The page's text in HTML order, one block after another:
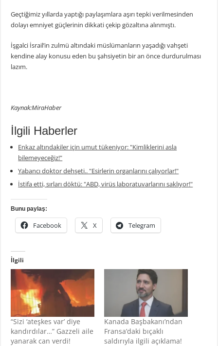
Geçtiğimiz yıllarda yaptığı paylaşımlara aşırı tepki verilmesinden
dolayı emniyet güçlerinin dikkati çekip gözaltına alınmıştı.
İşgalci İsrail’in zulmü altındaki müslümanların yaşadığı vahşeti
kendine alay konusu eden bu şahsiyetin bir an önce durdurulması
lazım.
Kaynak:MiraHaber
İlgili Haberler
Enkaz altındakiler için umut tükeniyor: "Kimliklerini asla
bilemeyeceğiz!"
Yabancı doktor dehşeti.. "Esirlerin organlarını çalıyorlar!"
İstifa etti, sırları döktü: "ABD, virüs laboratuvarlarını saklıyor!"
Bunu paylaş:
Facebook X Telegram
İlgili
“Sizi ‘ateşkes var’ diye
kandırdılar…” Gazzeli aile
yanarak can verdi!
Kanada Başbakanı’ndan
Fransa’daki bıçaklı
saldırıyla ilgili açıklama!